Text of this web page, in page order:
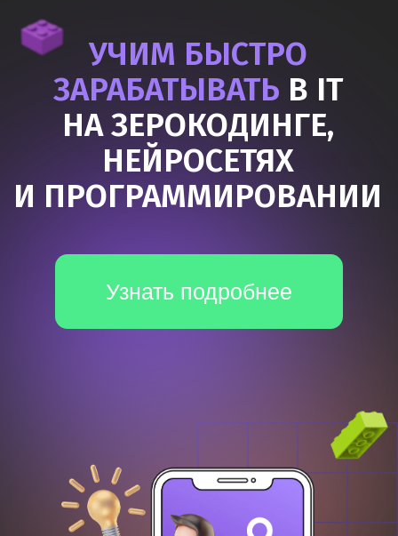
НА ЗЕРОКОДИНГЕ,
НЕЙРОСЕТЯХ
И ПРОГРАММИРОВАНИИ
Узнать подробнее